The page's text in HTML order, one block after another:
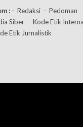
: - Redaksi - Pedoman
Siber - Kode Etik
Etik Jurnalistik